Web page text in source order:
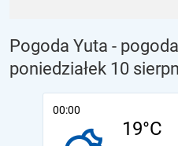
Pogoda Yuta -
poniedziałek 10
00:00
19°C